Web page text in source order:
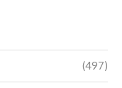
(497)